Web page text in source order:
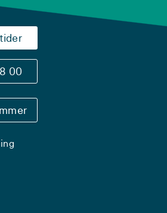
00